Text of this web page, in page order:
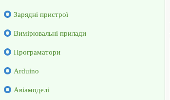
Зарядні пристрої
Вимірювальні прилади
Програматори
Arduino
Авіамоделі